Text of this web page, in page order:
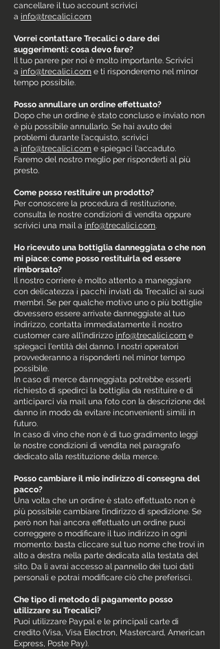
cancellare il tuo account scrivici
a info@trecalici.com
Vorrei contattare Trecalici o dare dei
suggerimenti: cosa devo fare?
Il tuo parere per noi è molto importante. Scrivici
a info@trecalici.com e ti risponderemo nel minor
tempo possibile.
Posso annullare un ordine effettuato?
Dopo che un ordine è stato concluso e inviato non
è più possibile annullarlo. Se hai avuto dei
problemi durante l'acquisto, scrivici
a info@trecalici.com e spiegaci l'accaduto.
Faremo del nostro meglio per risponderti al più
presto.
Come posso restituire un prodotto?
Per conoscere la procedura di restituzione,
consulta le nostre condizioni di vendita oppure
scrivici una mail a info@trecalici.com.
Ho ricevuto una bottiglia danneggiata o che non
mi piace: come posso restituirla ed essere
rimborsato?
Il nostro corriere è molto attento a maneggiare
con delicatezza i pacchi inviati da Trecalici ai suoi
membri. Se per qualche motivo uno o più bottiglie
dovessero essere arrivate danneggiate al tuo
indirizzo, contatta immediatamente il nostro
customer care all'indirizzo info@trecalici.com e
spiegaci l'entità del danno. I nostri operatori
provvederanno a risponderti nel minor tempo
possibile.
In caso di merce danneggiata potrebbe esserti
richiesto di spedirci la bottiglia da restituire e di
anticiparci via mail una foto con la descrizione del
danno in modo da evitare inconvenienti simili in
futuro.
In caso di vino che non è di tuo gradimento leggi
le nostre condizioni di vendita nel paragrafo
dedicato alla restituzione della merce.
Posso cambiare il mio indirizzo di consegna del
pacco?
Una volta che un ordine è stato effettuato non è
più possibile cambiare l’indirizzo di spedizione. Se
però non hai ancora effettuato un ordine puoi
correggere o modificare il tuo indirizzo in ogni
momento: basta cliccare sul tuo nome che trovi in
alto a destra nella parte dedicata alla testata del
sito. Da lì avrai accesso al pannello dei tuoi dati
personali e potrai modificare ciò che preferisci.
Che tipo di metodo di pagamento posso
utilizzare su Trecalici?
Puoi utilizzare Paypal e le principali carte di
credito (Visa, Visa Electron, Mastercard, American
Express, Poste Pay).